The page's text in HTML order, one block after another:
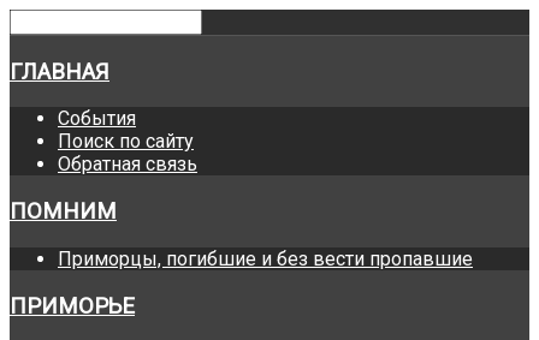
ГЛАВНАЯ
События
Поиск по сайту
Обратная связь
ПОМНИМ
Приморцы, погибшие и без вести пропавшие
ПРИМОРЬЕ